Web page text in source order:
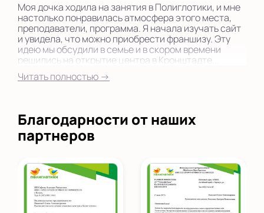
Моя дочка ходила на занятия в Полиглотики, и мне
настолько понравилась атмосфера этого места,
преподаватели, программа. Я начала изучать сайт
и увидела, что можно приобрести франшизу. Эту
идею мы обсудили в семье и в скором времени
решились на открытие центра в Кронштадте...
Читать полностью →
Благодарности от наших
партнеров